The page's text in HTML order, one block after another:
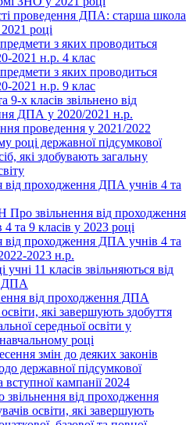
проведення ДПА: старша школа
році
з яких проводиться
2021 н.р. 4 клас
з яких проводиться
2021 н.р. 9 клас
9-х класів звільнено від
ДПА у 2020/2021 н.р.
проведення у 2021/2022
році державної підсумкової
які здобувають загальну
від проходження ДПА учнів 4 та
звільнення від проходження
та 9 класів у 2023 році
від проходження ДПА учнів 4 та
2023 н.р.
учні 11 класів звільняються від
ДПА
від проходження ДПА
освіти, які завершують здобуття
середньої освіти у
році
змін до деяких законів
державної підсумкової
вступної кампанії 2024
від проходження
освіти, які завершують